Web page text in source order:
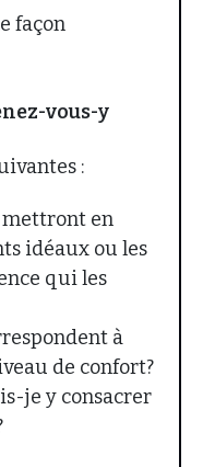
façon
vous-y
:
mettront en
idéaux ou les
qui les
à
de confort?
je y consacrer